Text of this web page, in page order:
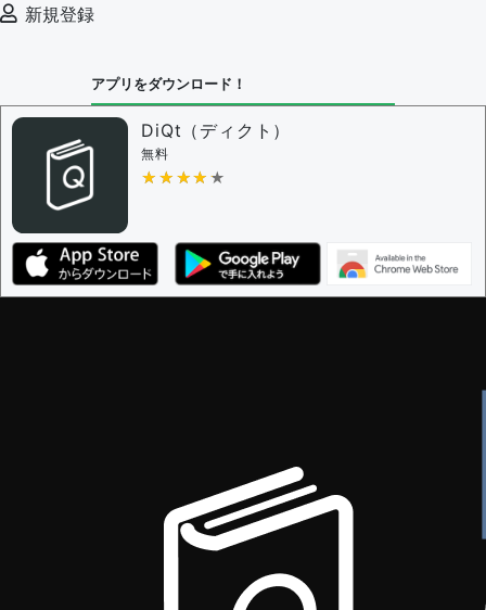
審査に対する投票権限を持つユーザー -
問題の編集権限を持つユーザー -
審査に対する投票権限を持つユーザー -
ザー
決定に必要な投票数 -
編集ガイドライン
新規登録
アプリをダウンロード！
DiQt（ディクト）
無料
★★★★★
★★★★★